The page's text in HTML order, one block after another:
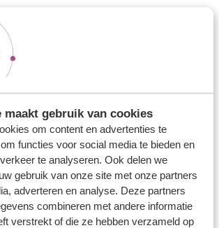
maakt gebruik van cookies
om content en advertenties te
functies voor social media te bieden en
te analyseren. Ook delen we
gebruik van onze site met onze partners
adverteren en analyse. Deze partners
combineren met andere informatie
verstrekt of die ze hebben verzameld op